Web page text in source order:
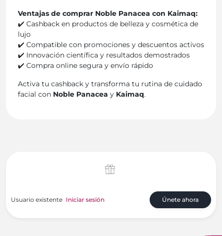
Ventajas de comprar Noble Panacea con Kaimaq:
✔️ Cashback en productos de belleza y cosmética de
lujo
✔️ Compatible con promociones y descuentos activos
✔️ Innovación científica y resultados demostrados
✔️ Compra online segura y envío rápido
Activa tu cashback y transforma tu rutina de cuidado
facial con Noble Panacea y Kaimaq.
Únete ahora
Usuario existente Iniciar sesión